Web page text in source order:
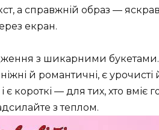
а справжній образ —
екран.
з шикарними букетами.
й романтичні, є
короткі — для тих, хто вміє
з теплом.